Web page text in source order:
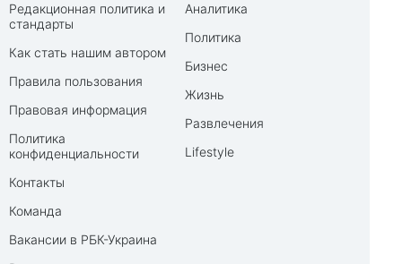
Редакционная политика и
стандарты
Как стать нашим автором
Правила пользования
Правовая информация
Политика
конфиденциальности
Контакты
Команда
Вакансии в РБК-Украина
Аналитика
Политика
Бизнес
Жизнь
Развлечения
Lifestyle